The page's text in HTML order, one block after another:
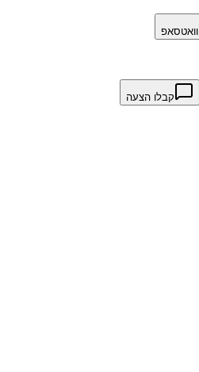
וואטסאפ
קבלו הצעה